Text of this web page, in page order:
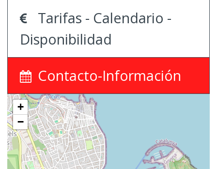
Tarifas - Calendario -
Disponibilidad
Contacto-Información
+
−